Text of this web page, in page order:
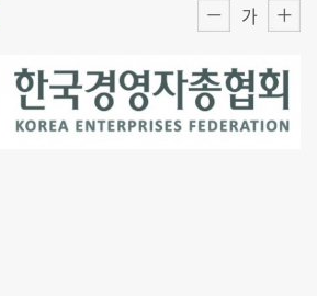
가